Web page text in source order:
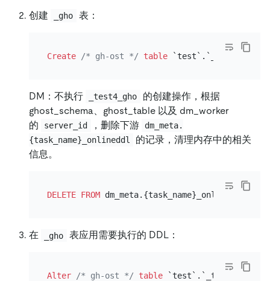
创建 _gho 表：
Create /* gh-ost */ table `test`.`_test4_gho`
DM：不执行 _test4_gho
的创建操作，根据
ghost_schema、ghost_table 以及 dm_worker
的
server_id ，删除下游
dm_meta.
{task_name}_onlineddl
的记录，清理内存中的相关
信息。
DELETE FROM dm_meta.{task_name}_onlineddl
在 _gho 表应用需要执行的 DDL：
Alter /* gh-ost */ table `test`.`_test4_gho`